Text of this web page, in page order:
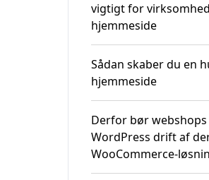
vigtigt for
hjemmeside
Sådan skaber du en
hjemmeside
Derfor bør
WordPress drift af
WooCommerce-